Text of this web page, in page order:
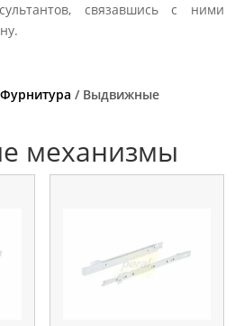
связавшись с ними
/ Выдвижные
механизмы